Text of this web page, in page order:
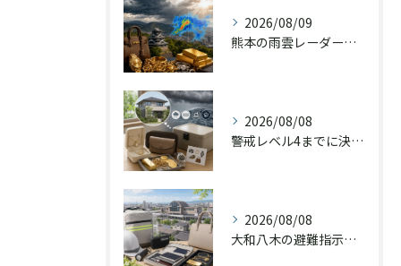
2026/08/09
熊本の雨雲レーダーは60時間先をどう見るか
2026/08/08
警戒レベル4までに決める貴重品の持ち出し判断
2026/08/08
大和八木の避難指示と貴重品・査定品の備え